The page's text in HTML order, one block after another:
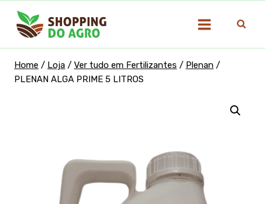
para
Home / Loja / Ver tudo em Fertilizantes / Plenan /
PLENAN ALGA PRIME 5 LITROS